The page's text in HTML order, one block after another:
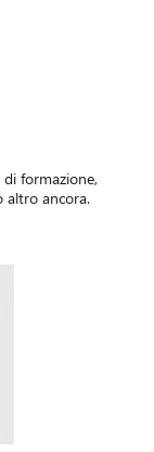
formazione,
altro ancora.